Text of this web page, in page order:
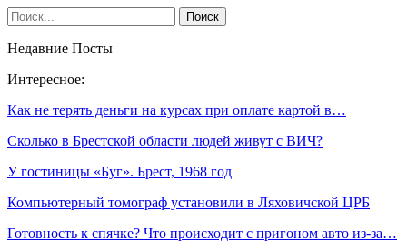
Недавние Посты
Интересное:
Как не терять деньги на курсах при оплате картой в…
Сколько в Брестской области людей живут с ВИЧ?
У гостиницы «Буг». Брест, 1968 год
Компьютерный томограф установили в Ляховичской ЦРБ
Готовность к спячке? Что происходит c пригоном авто из-за…